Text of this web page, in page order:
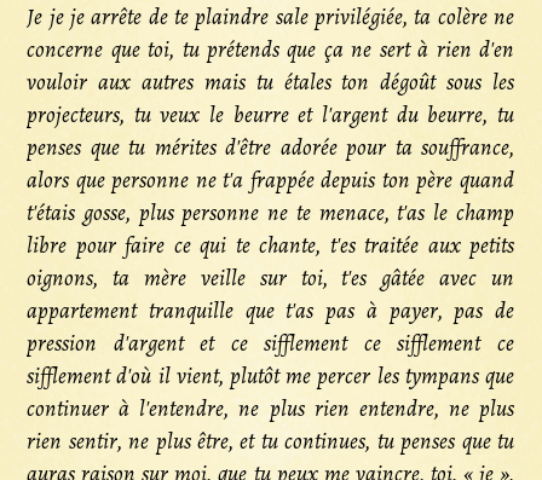
Je je je arrête de te plaindre sale privilégiée, ta colère ne
concerne que toi, tu prétends que ça ne sert à rien d'en
vouloir aux autres mais tu étales ton dégoût sous les
projecteurs, tu veux le beurre et l'argent du beurre, tu
penses que tu mérites d'être adorée pour ta souffrance,
alors que personne ne t'a frappée depuis ton père quand
t'étais gosse, plus personne ne te menace, t'as le champ
libre pour faire ce qui te chante, t'es traitée aux petits
oignons, ta mère veille sur toi, t'es gâtée avec un
appartement tranquille que t'as pas à payer, pas de
pression d'argent et ce sifflement ce sifflement ce
sifflement d'où il vient, plutôt me percer les tympans que
continuer à l'entendre, ne plus rien entendre, ne plus
rien sentir, ne plus être, et tu continues, tu penses que tu